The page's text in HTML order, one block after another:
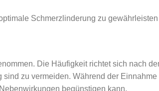
Schmerzlinderung zu
Die Häufigkeit richtet sich nach
zu vermeiden. Während der
begünstigen kann.